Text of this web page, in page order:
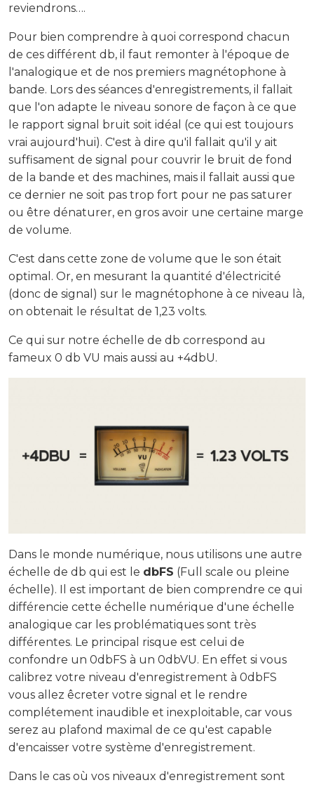
reviendrons….
Pour bien comprendre à quoi correspond chacun
de ces différent db, il faut remonter à l'époque de
l'analogique et de nos premiers magnétophone à
bande. Lors des séances d'enregistrements, il fallait
que l'on adapte le niveau sonore de façon à ce que
le rapport signal bruit soit idéal (ce qui est toujours
vrai aujourd'hui). C'est à dire qu'il fallait qu'il y ait
suffisament de signal pour couvrir le bruit de fond
de la bande et des machines, mais il fallait aussi que
ce dernier ne soit pas trop fort pour ne pas saturer
ou être dénaturer, en gros avoir une certaine marge
de volume.
C'est dans cette zone de volume que le son était
optimal. Or, en mesurant la quantité d'électricité
(donc de signal) sur le magnétophone à ce niveau là,
on obtenait le résultat de 1,23 volts.
Ce qui sur notre échelle de db correspond au
fameux 0 db VU mais aussi au +4dbU.
Dans le monde numérique, nous utilisons une autre
échelle de db qui est le dbFS (Full scale ou pleine
échelle). Il est important de bien comprendre ce qui
différencie cette échelle numérique d'une échelle
analogique car les problématiques sont très
différentes. Le principal risque est celui de
confondre un 0dbFS à un 0dbVU. En effet si vous
calibrez votre niveau d'enregistrement à 0dbFS
vous allez êcreter votre signal et le rendre
complétement inaudible et inexploitable, car vous
serez au plafond maximal de ce qu'est capable
d'encaisser votre système d'enregistrement.
Dans le cas où vos niveaux d'enregistrement sont